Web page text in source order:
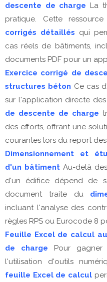
descente de charge La
pratique. Cette
corrigés détaillés qui
cas réels de bâtiments,
documents PDF pour un
Exercice corrigé de
structures béton Ce cas
sur l'application directe
de descente de charge
des efforts, offrant une
courantes lors du report
Dimensionnement et
d'un bâtiment Au-delà
d'un édifice dépend de
document traite du
incluant l'analyse des
règles RPS ou Eurocode 8
Feuille Excel de calcul
de charge Pour
l'utilisation d'outils
feuille Excel de calcul